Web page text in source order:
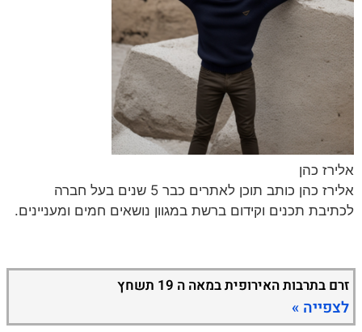
אלירז כהן
אלירז כהן כותב תוכן לאתרים כבר 5 שנים בעל חברה
לכתיבת תכנים וקידום ברשת במגוון נושאים חמים ומעניינים.
זרם בתרבות האירופית במאה ה 19 תשחץ
לצפייה »